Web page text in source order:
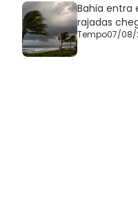
Bahia entra
rajadas
Tempo07/08/